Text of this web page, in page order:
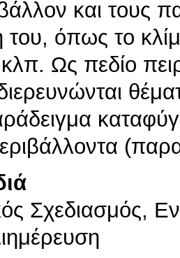
και τους
όπως το
κλπ. Ως πεδίο
Σχεδιασμός,